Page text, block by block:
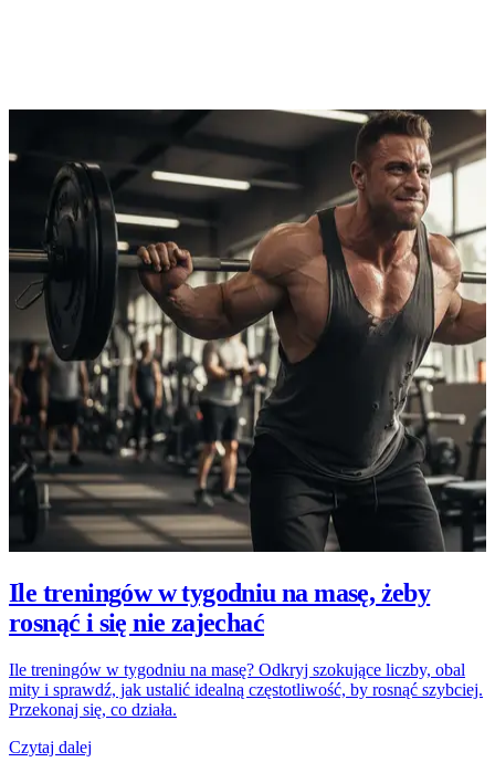
Ile treningów w tygodniu na masę, żeby
rosnąć i się nie zajechać
Ile treningów w tygodniu na masę? Odkryj szokujące liczby, obal
mity i sprawdź, jak ustalić idealną częstotliwość, by rosnąć szybciej.
Przekonaj się, co działa.
Czytaj dalej